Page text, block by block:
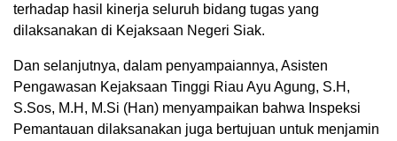
terhadap hasil kinerja seluruh bidang tugas yang
dilaksanakan di Kejaksaan Negeri Siak.
Dan selanjutnya, dalam penyampaiannya, Asisten
Pengawasan Kejaksaan Tinggi Riau Ayu Agung, S.H,
S.Sos, M.H, M.Si (Han) menyampaikan bahwa Inspeksi
Pemantauan dilaksanakan juga bertujuan untuk menjamin